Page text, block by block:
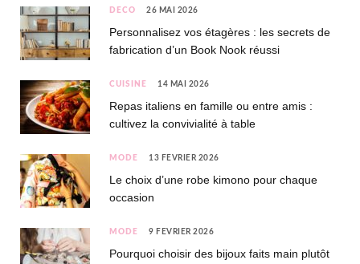
DÉCO 26 MAI 2026
Personnalisez vos étagères : les secrets de
fabrication d’un Book Nook réussi
CUISINE 14 MAI 2026
Repas italiens en famille ou entre amis :
cultivez la convivialité à table
MODE 13 FÉVRIER 2026
Le choix d’une robe kimono pour chaque
occasion
MODE 9 FÉVRIER 2026
Pourquoi choisir des bijoux faits main plutôt